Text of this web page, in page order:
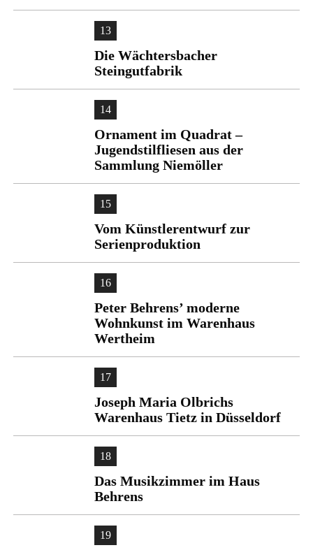
13
Die Wächtersbacher
Steingutfabrik
14
Ornament im Quadrat –
Jugendstilfliesen aus der
Sammlung Niemöller
15
Vom Künstlerentwurf zur
Serienproduktion
16
Peter Behrens’ moderne
Wohnkunst im Warenhaus
Wertheim
17
Joseph Maria Olbrichs
Warenhaus Tietz in Düsseldorf
18
Das Musikzimmer im Haus
Behrens
19